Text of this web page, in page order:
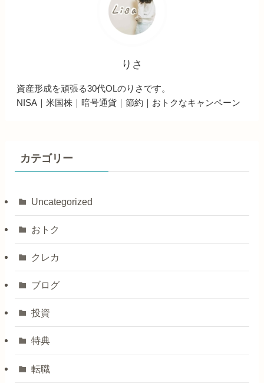
りさ
資産形成を頑張る30代OLのりさです。
NISA｜米国株｜暗号通貨｜節約｜おトクなキャンペーン
カテゴリー
Uncategorized
おトク
クレカ
ブログ
投資
特典
転職